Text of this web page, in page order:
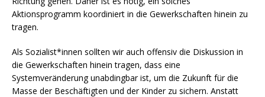
Aktionsprogramm koordiniert in die Gewerkschaften hinein zu
tragen.
Als Sozialist*innen sollten wir auch offensiv die Diskussion in
die Gewerkschaften hinein tragen, dass eine
Systemveränderung unabdingbar ist, um die Zukunft für die
Masse der Beschäftigten und der Kinder zu sichern. Anstatt